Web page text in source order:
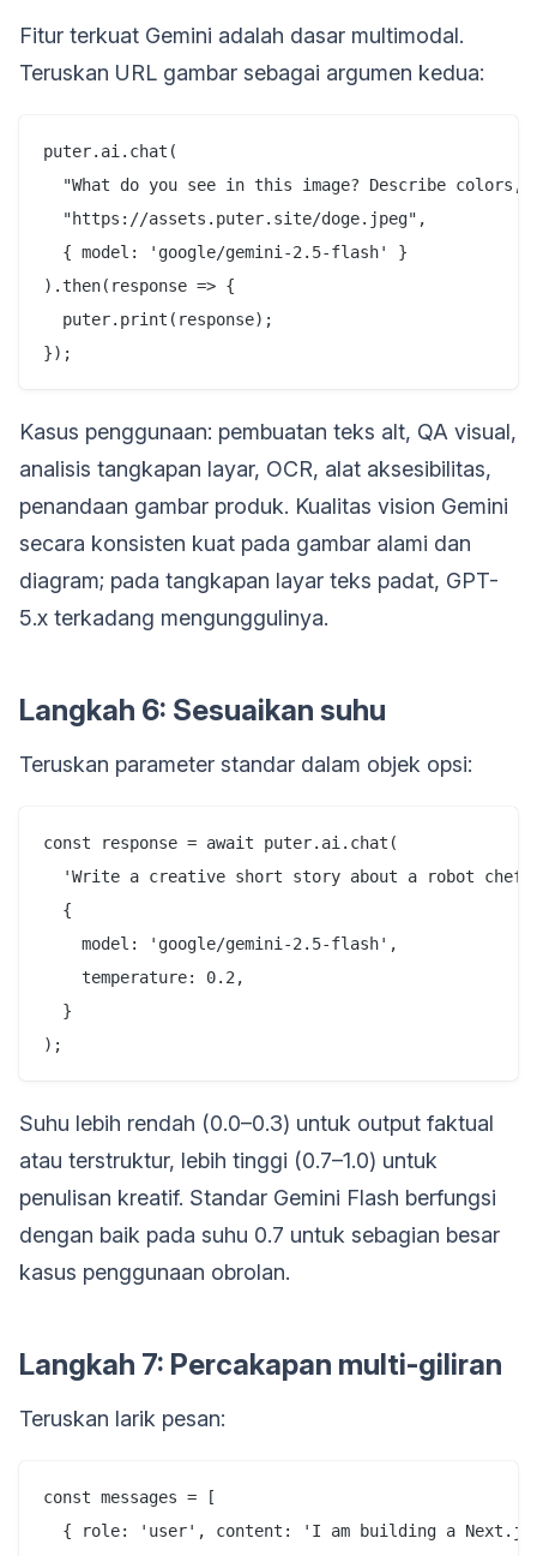
Fitur terkuat Gemini adalah dasar multimodal.
Teruskan URL gambar sebagai argumen kedua:
puter.ai.chat(
"What do you see in this image? Describe colors,
  "https://assets.puter.site/doge.jpeg",
  { model: 'google/gemini-2.5-flash' }
).then(response => {
  puter.print(response);
Kasus penggunaan: pembuatan teks alt, QA visual,
analisis tangkapan layar, OCR, alat aksesibilitas,
penandaan gambar produk. Kualitas vision Gemini
secara konsisten kuat pada gambar alami dan
diagram; pada tangkapan layar teks padat, GPT-
5.x terkadang mengunggulinya.
Langkah 6: Sesuaikan suhu
Teruskan parameter standar dalam objek opsi:
const response = await puter.ai.chat(
'Write a creative short story about a robot
  {
    model: 'google/gemini-2.5-flash',
    temperature: 0.2,
  }
Suhu lebih rendah (0.0–0.3) untuk output faktual
atau terstruktur, lebih tinggi (0.7–1.0) untuk
penulisan kreatif. Standar Gemini Flash berfungsi
dengan baik pada suhu 0.7 untuk sebagian besar
kasus penggunaan obrolan.
Langkah 7: Percakapan multi-giliran
Teruskan larik pesan:
const messages = [
{ role: 'user', content: 'I am building a